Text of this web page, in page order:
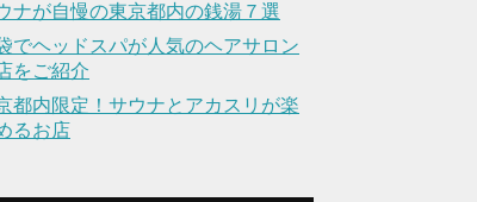
ナが自慢の東京都内の銭湯７選
でヘッドスパが人気のヘアサロン
をご紹介
都内限定！サウナとアカスリが楽
るお店